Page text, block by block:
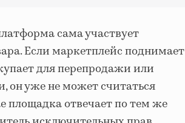
сама участвует
Если маркетплейс поднимает
для перепродажи или
он уже не может считаться
площадка отвечает по тем же